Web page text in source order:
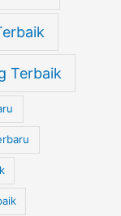
Terbaik